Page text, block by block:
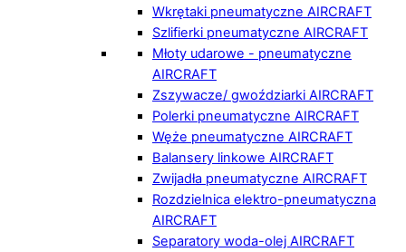
Wkrętaki pneumatyczne AIRCRAFT
Szlifierki pneumatyczne AIRCRAFT
Młoty udarowe - pneumatyczne
AIRCRAFT
Zszywacze/ gwoździarki AIRCRAFT
Polerki pneumatyczne AIRCRAFT
Węże pneumatyczne AIRCRAFT
Balansery linkowe AIRCRAFT
Zwijadła pneumatyczne AIRCRAFT
Rozdzielnica elektro-pneumatyczna
AIRCRAFT
Separatory woda-olej AIRCRAFT